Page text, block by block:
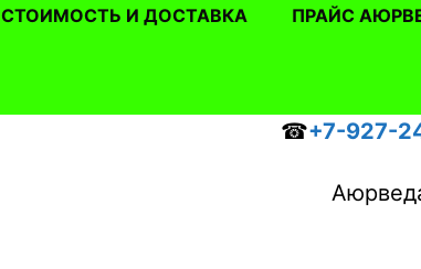
СТОИМОСТЬ И ДОСТАВКА ПРАЙС
☎+7-927-